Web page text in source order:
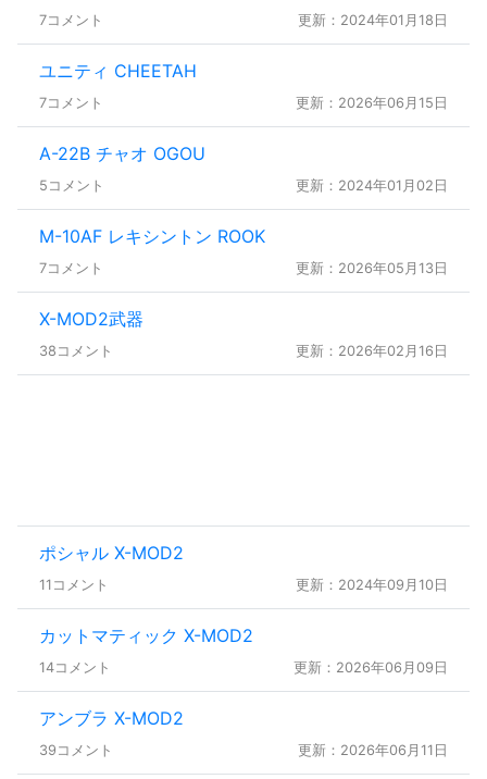
7コメント 更新：2024年01月18日
ユニティ CHEETAH
7コメント 更新：2026年06月15日
A-22B チャオ OGOU
5コメント 更新：2024年01月02日
M-10AF レキシントン ROOK
7コメント 更新：2026年05月13日
X-MOD2武器
38コメント 更新：2026年02月16日
ポシャル X-MOD2
11コメント 更新：2024年09月10日
カットマティック X-MOD2
14コメント 更新：2026年06月09日
アンブラ X-MOD2
39コメント 更新：2026年06月11日